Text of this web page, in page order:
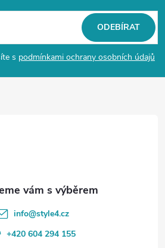
s podmínkami ochrany osobních údajů
ODEBÍRAT
info@style4.cz
+420 604 294 155